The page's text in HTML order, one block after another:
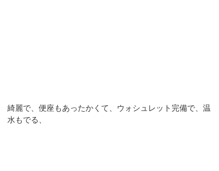
綺麗で、便座もあったかくて、ウォシュレット完備で、温
水もでる、